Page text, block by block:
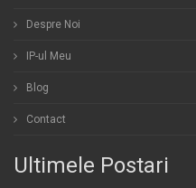
Despre Noi
IP-ul Meu
Blog
Contact
Ultimele Postari